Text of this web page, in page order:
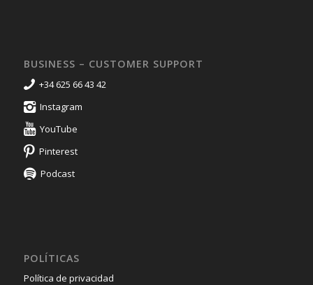
BUSINESS – CUSTOMER SUPPORT
+34 625 66 43 42
Instagram
YouTube
Pinterest
Podcast
POLÍTICAS
Política de privacidad